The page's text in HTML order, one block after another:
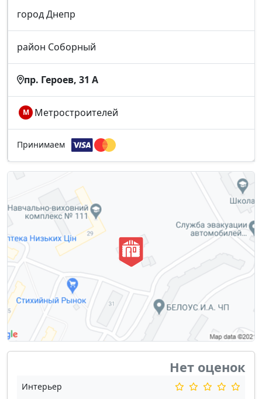
город Днепр
район Соборный
пр. Героев, 31 А
М Метростроителей
Принимаем
Нет оценок
Интерьер